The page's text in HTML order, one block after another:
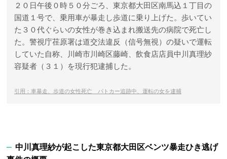
２０日午後０時５０分ごろ、東京都大田区南馬込１丁目の
国道１号で、乗用車が暴走し歩道に乗り上げた。歩いてい
た３０代ぐらいの女性が巻き込まれ搬送先の病院で死亡し
た。警視庁荏原署は道交法違反（信号無視）の疑いで運転
していた自称、川崎市川崎区藤崎、飲食店店員中川真理紗
容疑者（３１）を現行犯逮捕した。
引用： 車暴走、歩道の女性死亡 パトカー追跡中、運転の女を逮捕
中川真理紗が起こした東京都大田区ベンツ暴走ひき逃げ